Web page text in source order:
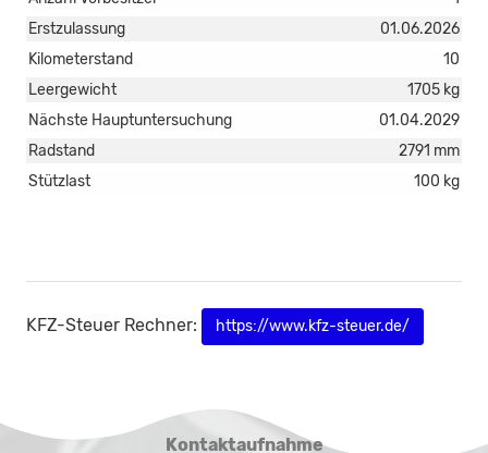
Erstzulassung
01.06.2026
Kilometerstand
10
Leergewicht
1705 kg
Nächste Hauptuntersuchung
01.04.2029
Radstand
2791 mm
Stützlast
100 kg
KFZ-Steuer Rechner: https://www.kfz-steuer.de/
Kontaktaufnahme